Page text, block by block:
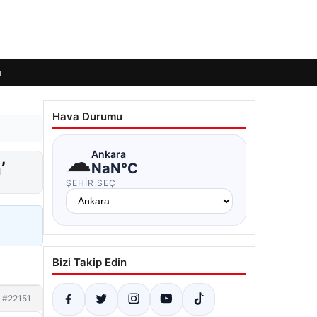
#22151
Hava Durumu
☁Ankara
NaN°C
ŞEHIR SEÇ
Bizi Takip Edin